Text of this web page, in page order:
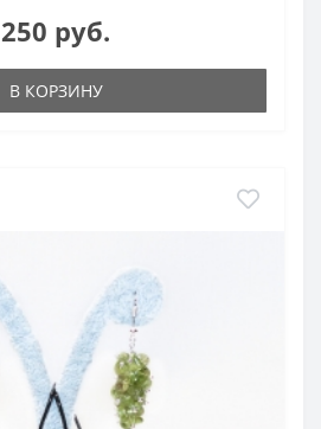
250 руб.
В КОРЗИНУ